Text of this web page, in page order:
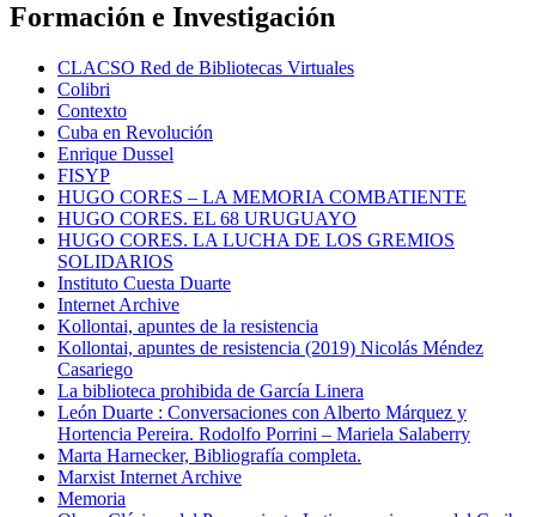
Formación e Investigación
CLACSO Red de Bibliotecas Virtuales
Colibri
Contexto
Cuba en Revolución
Enrique Dussel
FISYP
HUGO CORES – LA MEMORIA COMBATIENTE
HUGO CORES. EL 68 URUGUAYO
HUGO CORES. LA LUCHA DE LOS GREMIOS
SOLIDARIOS
Instituto Cuesta Duarte
Internet Archive
Kollontai, apuntes de la resistencia
Kollontai, apuntes de resistencia (2019) Nicolás Méndez
Casariego
La biblioteca prohibida de García Linera
León Duarte : Conversaciones con Alberto Márquez y
Hortencia Pereira. Rodolfo Porrini – Mariela Salaberry
Marta Harnecker, Bibliografía completa.
Marxist Internet Archive
Memoria